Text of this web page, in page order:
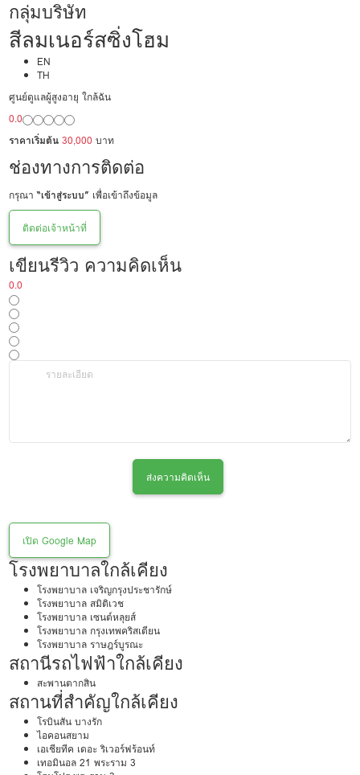
กลุ่มบริษัท
สีลมเนอร์สซิ่งโฮม
EN
TH
ศูนย์ดูแลผู้สูงอายุ ใกล้ฉัน
0.0
ราคาเริ่มต้น 30,000 บาท
ช่องทางการติดต่อ
กรุณา“เข้าสู่ระบบ” เพื่อเข้าถึงข้อมูล
ติดต่อเจ้าหน้าที่
เขียนรีวิว ความคิดเห็น
0.0
ส่งความคิดเห็น
เปิด Google Map
โรงพยาบาลใกล้เคียง
โรงพยาบาล เจริญกรุงประชารักษ์
โรงพยาบาล สมิติเวช
โรงพยาบาล เซนต์หลุยส์
โรงพยาบาล กรุงเทพคริสเตียน
โรงพยาบาล ราษฎร์บูรณะ
สถานีรถไฟฟ้าใกล้เคียง
สะพานตากสิน
สถานที่สำคัญใกล้เคียง
โรบินสัน บางรัก
ไอคอนสยาม
เอเชียทีค เดอะ ริเวอร์ฟร้อนท์
เทอมินอล 21 พระราม 3